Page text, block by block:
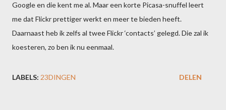
Google en die kent me al. Maar een korte Picasa-snuffel leert
me dat Flickr prettiger werkt en meer te bieden heeft.
Daarnaast heb ik zelfs al twee Flickr ‘contacts’ gelegd. Die zal ik
koesteren, zo ben ik nu eenmaal.
LABELS: 23DINGEN DELEN